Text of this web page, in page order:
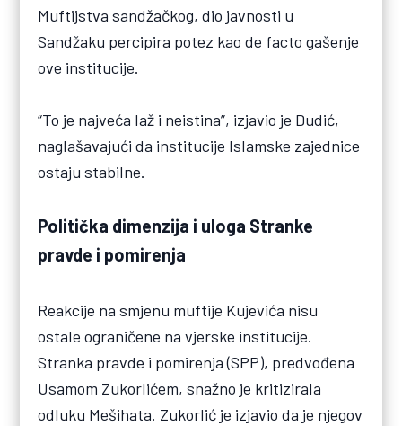
Muftijstva sandžačkog, dio javnosti u
Sandžaku percipira potez kao de facto gašenje
ove institucije.
“To je najveća laž i neistina”, izjavio je Dudić,
naglašavajući da institucije Islamske zajednice
ostaju stabilne.
Politička dimenzija i uloga Stranke
pravde i pomirenja
Reakcije na smjenu muftije Kujevića nisu
ostale ograničene na vjerske institucije.
Stranka pravde i pomirenja (SPP), predvođena
Usamom Zukorlićem, snažno je kritizirala
odluku Mešihata. Zukorlić je izjavio da je njegov